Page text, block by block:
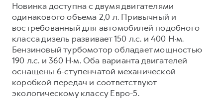
POER
от 3 449 000 ₽
Крупным корпоративным клиентам
Система управления автопарком
Сервис для корпоративных клиентов
HAVAL Лизинг
АКСЕССУАРЫ HAVAL
Руководства по эксплуатации
Подписки
АКСЕССУАРЫ HAVAL
Автомобильные аксессуары
Коллекция CITY
Новинка доступна с двумя двигателями
одинакового объема 2,0 л. Привычный и
востребованный для автомобилей подобного
класса дизель развивает 150 л.с. и 400 Н·м.
Бензиновый турбомотор обладает мощностью
190 л.с. и 360 Н·м. Оба варианта двигателей
оснащены 6-ступенчатой механической
коробкой передач и соответствуют
экологическому классу Евро-5.